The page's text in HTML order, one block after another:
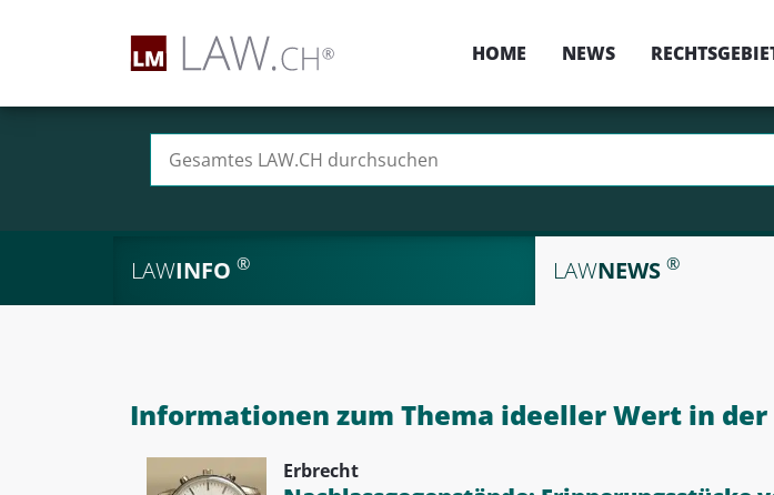
HOME NEWS
LAWINFO ® LAWNEWS ®
Informationen zum Thema ideeller Wert in der
Erbrecht